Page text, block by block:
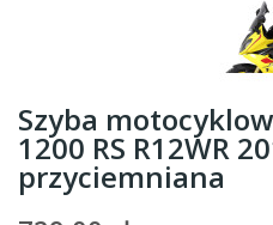
Szyba
1200 RS R12WR
przyciemniana